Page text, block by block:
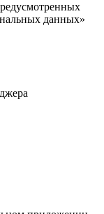
данных»